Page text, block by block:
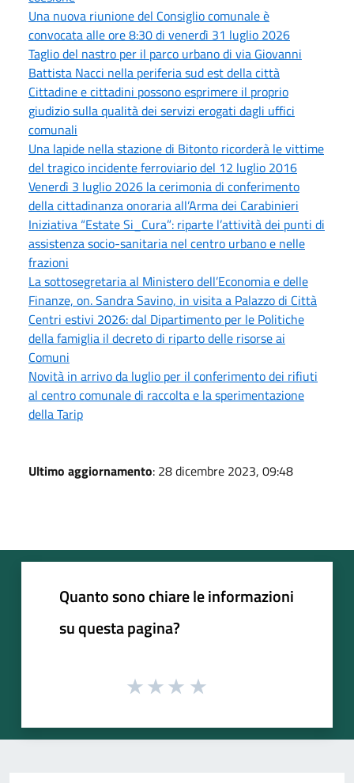
Una nuova riunione del Consiglio comunale è
convocata alle ore 8:30 di venerdì 31 luglio 2026
Taglio del nastro per il parco urbano di via Giovanni
Battista Nacci nella periferia sud est della città
Cittadine e cittadini possono esprimere il proprio
giudizio sulla qualità dei servizi erogati dagli uffici
comunali
Una lapide nella stazione di Bitonto ricorderà le vittime
del tragico incidente ferroviario del 12 luglio 2016
Venerdì 3 luglio 2026 la cerimonia di conferimento
della cittadinanza onoraria all’Arma dei Carabinieri
Iniziativa “Estate Si_Cura”: riparte l’attività dei punti di
assistenza socio-sanitaria nel centro urbano e nelle
frazioni
La sottosegretaria al Ministero dell’Economia e delle
Finanze, on. Sandra Savino, in visita a Palazzo di Città
Centri estivi 2026: dal Dipartimento per le Politiche
della famiglia il decreto di riparto delle risorse ai
Comuni
Novità in arrivo da luglio per il conferimento dei rifiuti
al centro comunale di raccolta e la sperimentazione
della Tarip
Ultimo aggiornamento: 28 dicembre 2023, 09:48
Quanto sono chiare le informazioni
su questa pagina?